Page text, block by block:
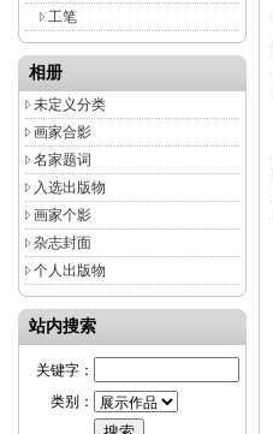
工笔
相册
未定义分类
画家合影
名家题词
入选出版物
画家个影
杂志封面
个人出版物
站内搜索
关键字：
类别：